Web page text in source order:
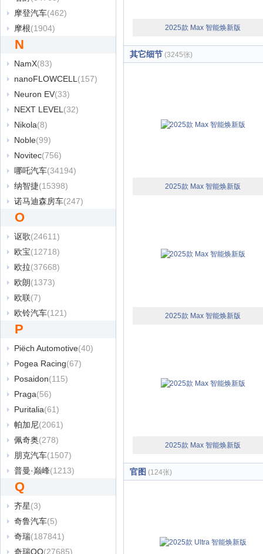
摩登汽车(462)
摩根(1904)
N
NamX(83)
nanoFLOWCELL (157)
Neuron EV(33)
NEXT LEVEL (32)
Nikola(8)
Noble(99)
Novitec(756)
哪吒汽车(34194)
纳智捷(15398)
诺马迪森房车(247)
O
讴歌(24611)
欧宝(12718)
欧拉(37668)
欧朗(1373)
欧联(7)
欧铃汽车(121)
P
Piëch Automotive(40)
Pogea Racing(67)
Posaidon(115)
Praga(56)
Puritalia(61)
帕加尼(2061)
佩奇奥(278)
朋克汽车(1507)
普曼·巅峰(1213)
Q
齐星(3)
奇鲁汽车(5)
奇瑞(187841)
奇瑞QQ(27685)
2025款 Max 智能焕新版
其它细节 (3245张)
2025款 Max 智能焕新版
2025款 Max 智能焕新版
2025款 Max 智能焕新版
官图 (124张)